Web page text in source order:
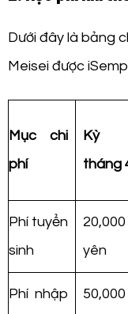
Dưới đây là bảng
Meisei được
Mục chi
phí
Kỳ
tháng
Phí tuyển
sinh
20,000
yên
Phí nhập
50,000